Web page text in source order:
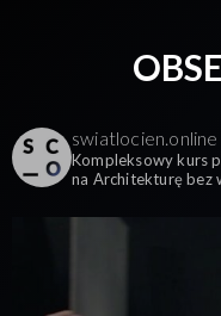
swiatlocien.online
Kompleksowy kurs
na Architekturę bez